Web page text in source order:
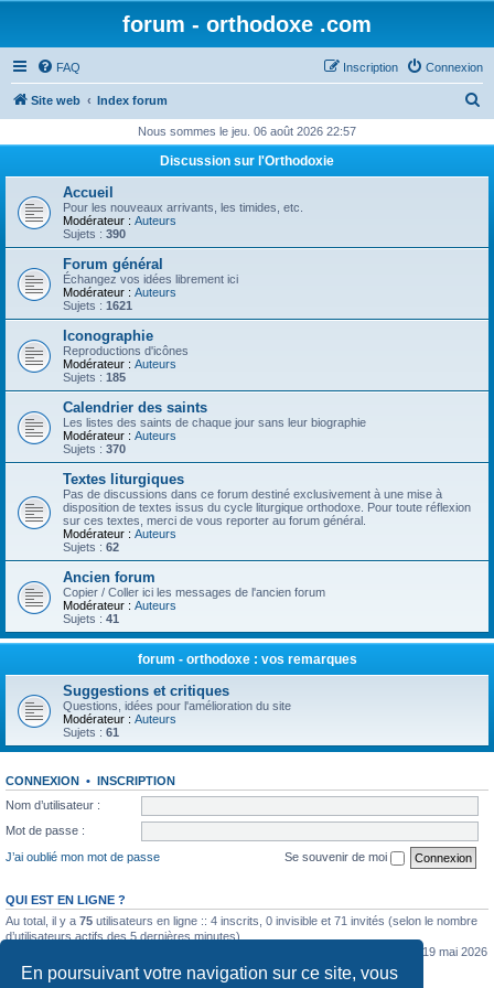
En poursuivant votre navigation sur ce site, vous
forum - orthodoxe .com
FAQ Connexion
Inscription
Site web Index forum
h
Nous sommes le jeu. 06 août 2026 22:57
Discussion sur l'Orthodoxie
Accueil
Pour les nouveaux arrivants, les timides, etc.
Modérateur : Auteurs
Sujets : 390
Forum général
Échangez vos idées librement ici
Modérateur : Auteurs
Sujets : 1621
Iconographie
Reproductions d'icônes
Modérateur : Auteurs
Sujets : 185
Calendrier des saints
Les listes des saints de chaque jour sans leur biographie
Modérateur : Auteurs
Sujets : 370
Textes liturgiques
Pas de discussions dans ce forum destiné exclusivement à une mise à
disposition de textes issus du cycle liturgique orthodoxe. Pour toute réflexion
sur ces textes, merci de vous reporter au forum général.
Modérateur : Auteurs
Sujets : 62
Ancien forum
Copier / Coller ici les messages de l'ancien forum
Modérateur : Auteurs
Sujets : 41
forum - orthodoxe : vos remarques
Suggestions et critiques
Questions, idées pour l'amélioration du site
Modérateur : Auteurs
Sujets : 61
CONNEXION • INSCRIPTION
Nom d’utilisateur :
Mot de passe :
J’ai oublié mon mot de passe
Se souvenir de moi
QUI EST EN LIGNE ?
Au total, il y a 75 utilisateurs en ligne :: 4 inscrits, 0 invisible et 71 invités (selon le nombre
d’utilisateurs actifs des 5 dernières minutes)
le mar. 19 mai 2026
0:07